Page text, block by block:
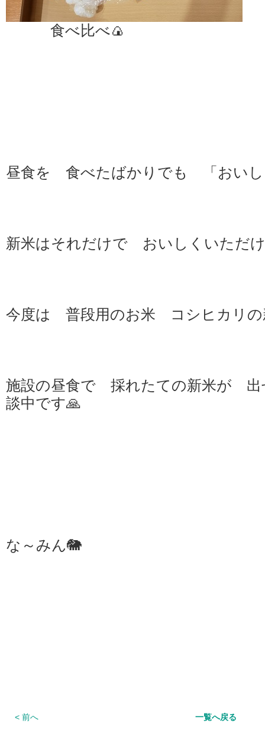
食べ比べ🍙
昼食を 食べたばかりでも 「おいし
新米はそれだけで おいしくいただ
今度は 普段用のお米 コシヒカリ
施設の昼食で 採れたての新米が
談中です🙏
な～みん🐘
< 前へ 一覧へ戻る